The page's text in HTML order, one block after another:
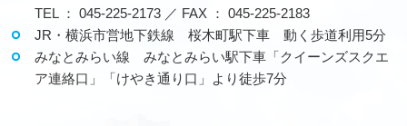
TEL ： 045-225-2173 ／ FAX ： 045-225-2183
JR・横浜市営地下鉄線 桜木町駅下車 動く歩道利用5分
みなとみらい線 みなとみらい駅下車「クイーンズスクエ
ア連絡口」「けやき通り口」より徒歩7分